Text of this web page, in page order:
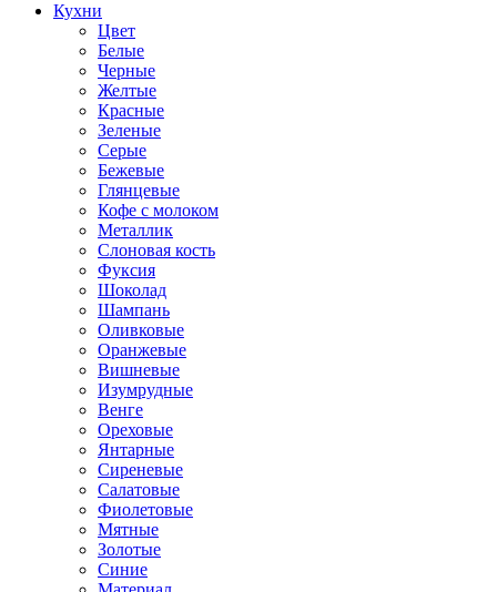
Кухни
Цвет
Белые
Черные
Желтые
Красные
Зеленые
Серые
Бежевые
Глянцевые
Кофе с молоком
Металлик
Слоновая кость
Фуксия
Шоколад
Шампань
Оливковые
Оранжевые
Вишневые
Изумрудные
Венге
Ореховые
Янтарные
Сиреневые
Салатовые
Фиолетовые
Мятные
Золотые
Синие